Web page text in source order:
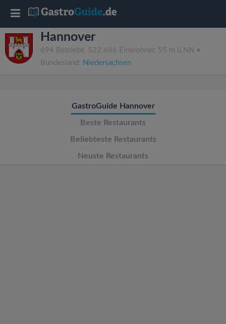
Hannover
694 Betriebe, 522.686 Einwohner, 55 m ü.NN •
Bundesland: Niedersachsen
GastroGuide Hannover
Beste Restaurants
Beliebteste Restaurants
Neuste Restaurants
T
o
g